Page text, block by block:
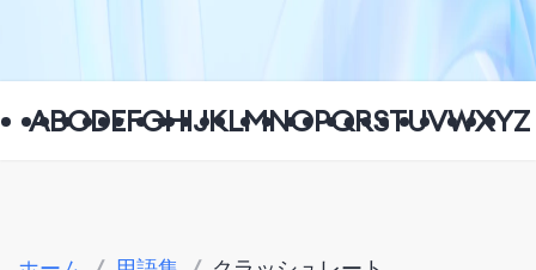
ABCDEFGHIJKLMNOPQRSTUVWXYZ